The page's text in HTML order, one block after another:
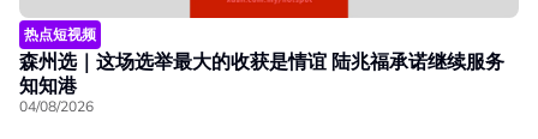
热点短视频
森州选｜这场选举最大的收获是情谊 陆兆福承诺继续服务
知知港
04/08/2026